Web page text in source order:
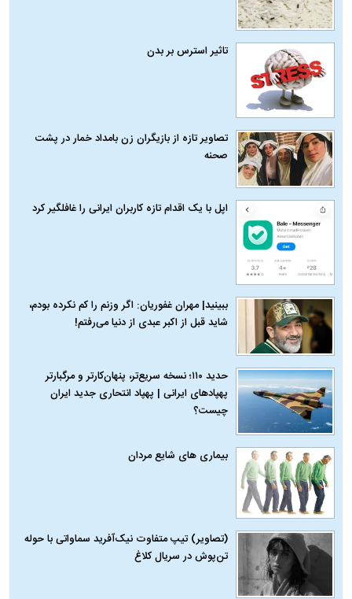
تاثیر استرس بر بدن
تصاویر تازه از بازیگران زن بامداد خمار در پشت
صحنه
اپل با یک اقدام تازه کاربران ایرانی را غافلگیر کرد
ببینید| مهران غفوریان: اگر وزنم را کم نکرده بودم،
شاید قبل از اکبر عبدی از دنیا می‌رفتم!
حدید ۱۱۰؛ نسخه سریع‌تر، پنهان‌کارتر و مرگبارتر
پهپادهای ایرانی | پهپاد انتحاری جدید ایران
چیست؟
بیماری‌ های شایع مردان
(تصاویر) تیپ متفاوت نیک‌آفرید سماواتی با حوله
تن‌پوش در سریال کلاغ